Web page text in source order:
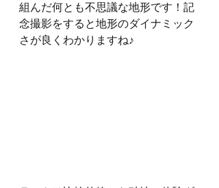
組んだ何とも不思議な地形です！記
念撮影をすると地形のダイナミック
さが良くわかりますね♪